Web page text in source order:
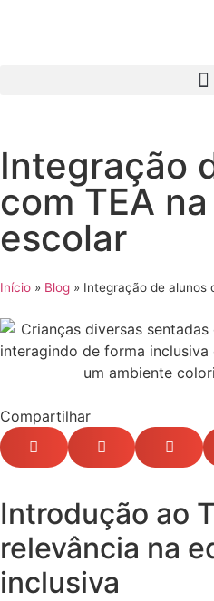
Integração
com TEA
escolar
Início » Blog » Integração de alunos
Compartilhar
Introdução ao
relevância na
inclusiva